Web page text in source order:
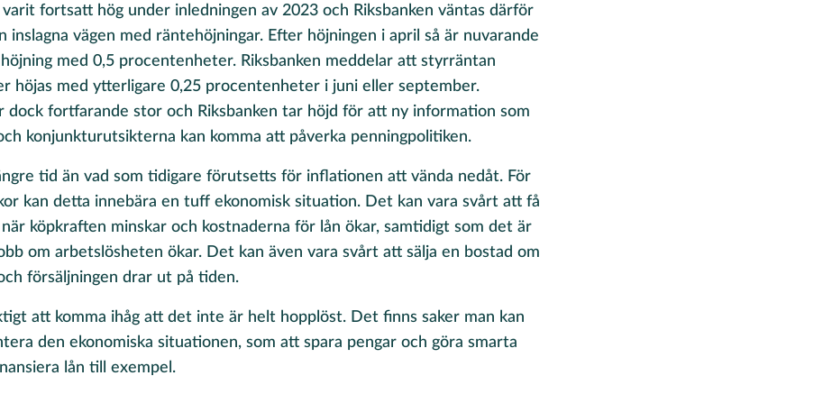
fortsatt hög under inledningen av 2023 och Riksbanken väntas därför
inslagna vägen med räntehöjningar. Efter höjningen i april så är nuvarande
med 0,5 procentenheter. Riksbanken meddelar att styrräntan
höjas med ytterligare 0,25 procentenheter i juni eller september.
dock fortfarande stor och Riksbanken tar höjd för att ny information som
konjunkturutsikterna kan komma att påverka penningpolitiken.
tid än vad som tidigare förutsetts för inflationen att vända nedåt. För
kan detta innebära en tuff ekonomisk situation. Det kan vara svårt att få
köpkraften minskar och kostnaderna för lån ökar, samtidigt som det är
om arbetslösheten ökar. Det kan även vara svårt att sälja en bostad om
försäljningen drar ut på tiden.
att komma ihåg att det inte är helt hopplöst. Det finns saker man kan
den ekonomiska situationen, som att spara pengar och göra smarta
lån till exempel.